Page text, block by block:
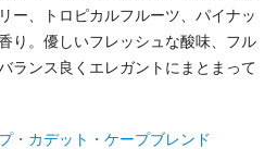
ー、トロピカルフルーツ、パイナッ
り。優しいフレッシュな酸味、フル
ランス良くエレガントにまとまって
・カデット・ケープブレンド